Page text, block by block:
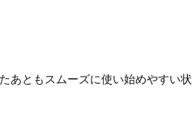
あともスムーズに使い始めやすい